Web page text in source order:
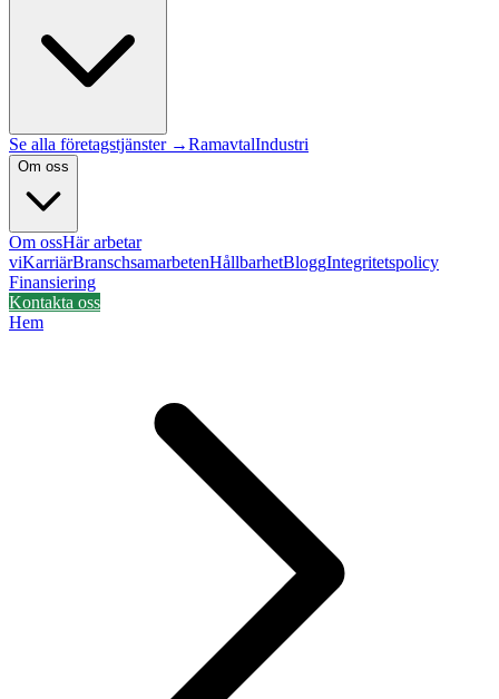
Se alla företagstjänster →RamavtalIndustri
Om oss
Om ossHär arbetar
viKarriärBranschsamarbetenHållbarhetBloggIntegritetspolicy
Finansiering
Kontakta oss
Hem